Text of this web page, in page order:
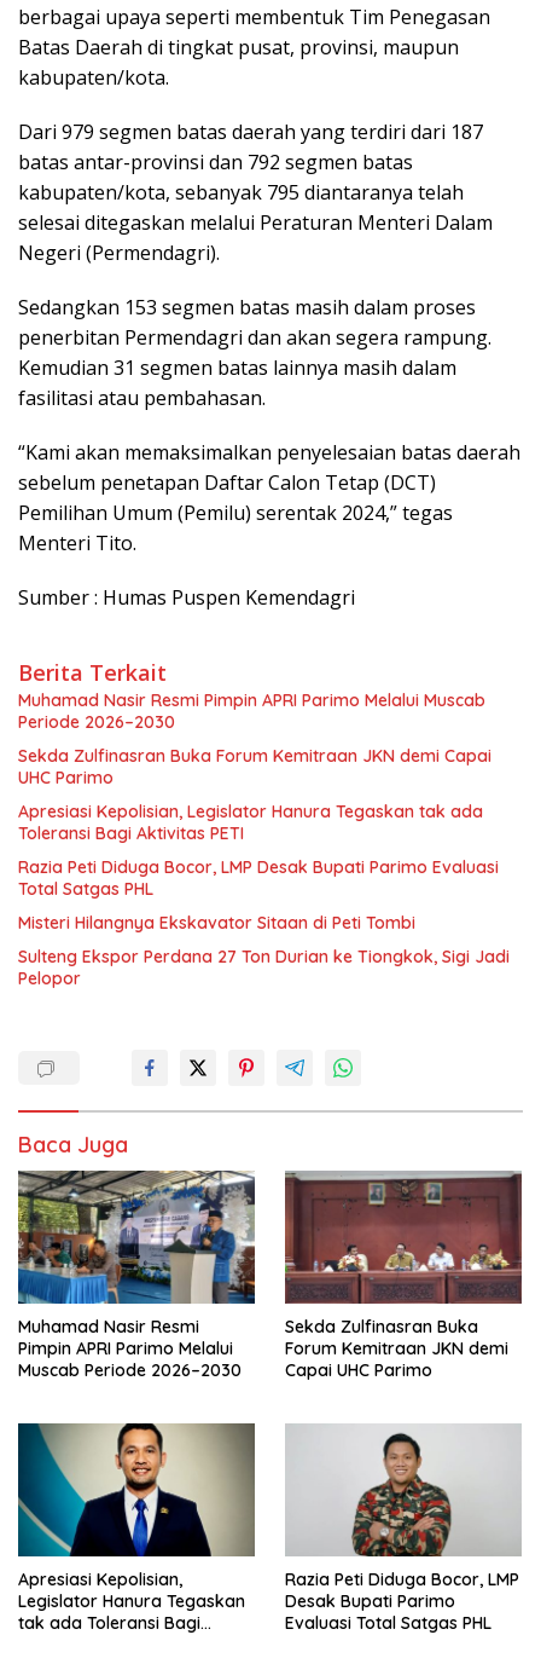
berbagai upaya seperti membentuk Tim Penegasan
Batas Daerah di tingkat pusat, provinsi, maupun
kabupaten/kota.
Dari 979 segmen batas daerah yang terdiri dari 187
batas antar-provinsi dan 792 segmen batas
kabupaten/kota, sebanyak 795 diantaranya telah
selesai ditegaskan melalui Peraturan Menteri Dalam
Negeri (Permendagri).
Sedangkan 153 segmen batas masih dalam proses
penerbitan Permendagri dan akan segera rampung.
Kemudian 31 segmen batas lainnya masih dalam
fasilitasi atau pembahasan.
“Kami akan memaksimalkan penyelesaian batas daerah
sebelum penetapan Daftar Calon Tetap (DCT)
Pemilihan Umum (Pemilu) serentak 2024,” tegas
Menteri Tito.
Sumber : Humas Puspen Kemendagri
Berita Terkait
Muhamad Nasir Resmi Pimpin APRI Parimo Melalui Muscab
Periode 2026–2030
Sekda Zulfinasran Buka Forum Kemitraan JKN demi Capai
UHC Parimo
Apresiasi Kepolisian, Legislator Hanura Tegaskan tak ada
Toleransi Bagi Aktivitas PETI
Razia Peti Diduga Bocor, LMP Desak Bupati Parimo Evaluasi
Total Satgas PHL
Misteri Hilangnya Ekskavator Sitaan di Peti Tombi
Sulteng Ekspor Perdana 27 Ton Durian ke Tiongkok, Sigi Jadi
Pelopor
Baca Juga
Muhamad Nasir Resmi
Pimpin APRI Parimo Melalui
Muscab Periode 2026–2030
Sekda Zulfinasran Buka
Forum Kemitraan JKN demi
Capai UHC Parimo
Apresiasi Kepolisian,
Legislator Hanura Tegaskan
tak ada Toleransi Bagi
Razia Peti Diduga Bocor, LMP
Desak Bupati Parimo
Evaluasi Total Satgas PHL